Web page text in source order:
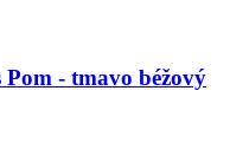
- tmavo béžový